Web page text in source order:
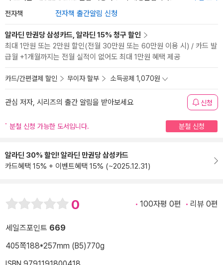
전자책 전자책 출간알림 신청
알라딘 만권당 삼성카드, 알라딘 15% 청구 할인
최대 1만원 또는 2만원 할인(전월 30만원 또는 60만원 이용 시) / 카드 발
급월 +1개월까지는 전월 실적이 없어도 최대 1만원 혜택 제공
카드/간편결제 할인 무이자 할부 소득공제 1,070원
관심 저자, 시리즈의 출간 알림을 받아보세요 신청
분철 신청 가능한 도서입니다. 분철 신청
알라딘 30% 할인! 알라딘 만권당 삼성카드
카드혜택 15% + 이벤트혜택 15% (~2025.12.31)
0 100자평 0편 리뷰 0편
세일즈포인트 669
405쪽188*257mm (B5)770g